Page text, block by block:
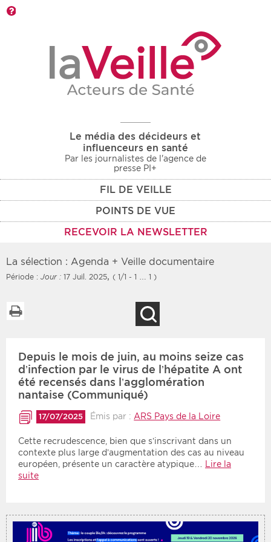
Le média des décideurs et
influenceurs en santé
Par les journalistes de l'agence de
presse PI+
FIL DE VEILLE
POINTS DE VUE
RECEVOIR LA NEWSLETTER
Rendez-vous des 7
prochains jours
Communiqués des 10
derniers jours
Recherche par mots clés
Type d'information
Rendez-vous
Communiqués
Secteur
Sanitaire
Médico-social
Zone géographique
La sélection : Agenda + Veille documentaire
Période : Jour : 17 Juil. 2025, ( 1/1 - 1 … 1 )
Depuis le mois de juin, au moins seize cas
d’infection par le virus de l’hépatite A ont
été recensés dans l’agglomération
nantaise (Communiqué)
17/07/2025 Émis par :ARS Pays de la Loire
Cette recrudescence, bien que s’inscrivant dans un
contexte plus large d’augmentation des cas au niveau
européen, présente un caractère atypique…
Lire la
suite